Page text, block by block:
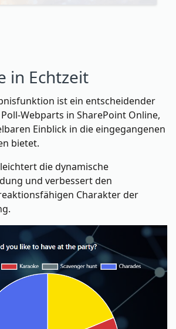
in Echtzeit
ist ein entscheidender
Webparts in SharePoint Online,
Einblick in die eingegangenen
bietet.
die dynamische
und verbessert den
Charakter der